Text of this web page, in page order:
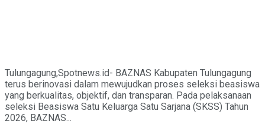
Tulungagung,Spotnews.id- BAZNAS Kabupaten Tulungagung
terus berinovasi dalam mewujudkan proses seleksi beasiswa
yang berkualitas, objektif, dan transparan. Pada pelaksanaan
seleksi Beasiswa Satu Keluarga Satu Sarjana (SKSS) Tahun
2026, BAZNAS...